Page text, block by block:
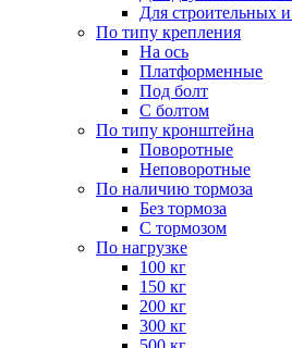
Для строительных
По типу крепления
На ось
Платформенные
Под болт
С болтом
По типу кронштейна
Поворотные
Неповоротные
По наличию тормоза
Без тормоза
С тормозом
По нагрузке
100 кг
150 кг
200 кг
300 кг